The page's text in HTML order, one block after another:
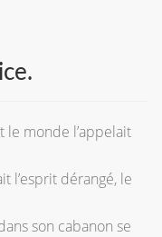
le monde l’appelait
l’esprit dérangé, le
son cabanon se